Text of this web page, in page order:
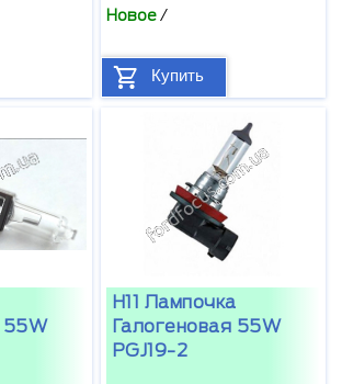
Новое/
Купить
55W
H11 Лампочка
Галогеновая 55W
PGJ19-2